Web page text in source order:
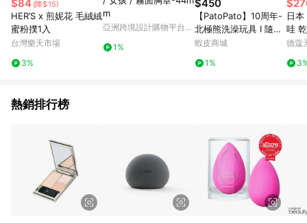
追訴之權利，活動詳情以樂天市場網站公告為準。
$84 (降$15)
HER’S x 煎妮花 毛絨絨
蜜粉撲1入
台灣樂天市場
3%
m
亞洲跨境設計購物平台
1%
$450
【PatoPato】10周年-
北極熊洗澡玩具 I 隨機
出色 浴室玩具 I 疊疊樂
開發
蝦皮商城
1%
日
哇
0入
德蔻
熱銷排行榜